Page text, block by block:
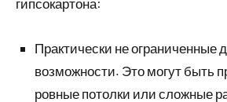
Практически не ограниченные
возможности. Это могут быть
ровные потолки или сложные